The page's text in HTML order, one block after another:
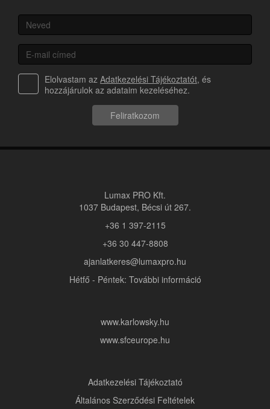
Elolvastam az Adatkezelési Tájékoztatót, és
hozzájárulok az adataim kezeléséhez.
Feliratkozom
Lumax PRO Kft.
1037 Budapest, Bécsi út 267.
+36 1 397-2115
+36 30 447-8808
ajanlatkeres@lumaxpro.hu
Hétfő - Péntek: További információ
www.karlowsky.hu
www.sfceurope.hu
Adatkezelési Tájékoztató
Általános Szerződési Feltételek